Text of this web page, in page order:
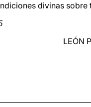
divinas
LEÓN